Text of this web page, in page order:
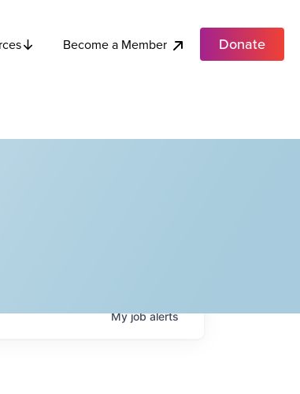
Become a Member Donate
Myjobalerts